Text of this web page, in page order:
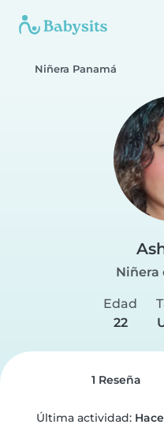
Niñera Panamá
Niñera
Edad
22
1 Reseña
Última actividad: